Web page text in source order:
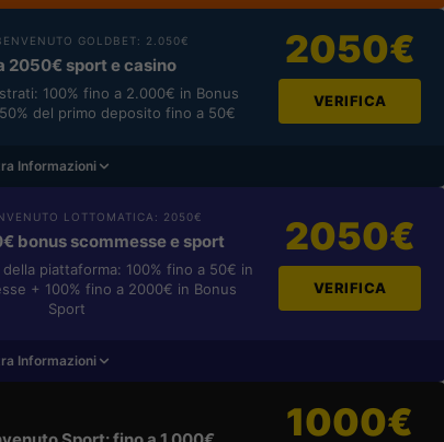
GOLDBET: 2.050€
2050€ sport e casino
100% fino a 2.000€ in Bonus
del primo deposito fino a 50€
2050€
VERIFICA
Informazioni
LOTTOMATICA: 2050€
bonus scommesse e sport
piattaforma: 100% fino a 50€ in
+ 100% fino a 2000€ in Bonus
Sport
2050€
VERIFICA
Informazioni
1000€